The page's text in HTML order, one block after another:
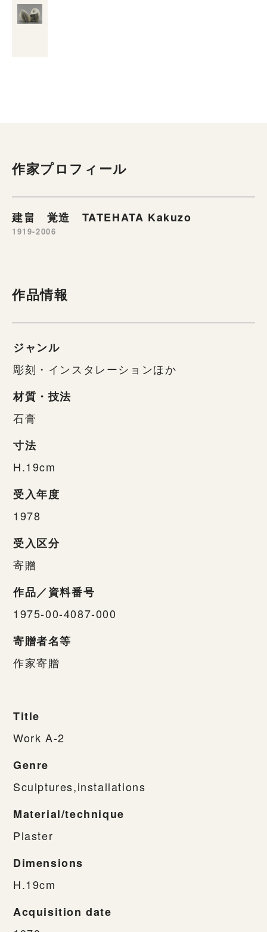
作家プロフィール
建畠 覚造 TATEHATA Kakuzo
1919-2006
作品情報
ジャンル
彫刻・インスタレーションほか
材質・技法
石膏
寸法
H.19cm
受入年度
1978
受入区分
寄贈
作品／資料番号
1975-00-4087-000
寄贈者名等
作家寄贈
Title
Work A-2
Genre
Sculptures,installations
Material/technique
Plaster
Dimensions
H.19cm
Acquisition date